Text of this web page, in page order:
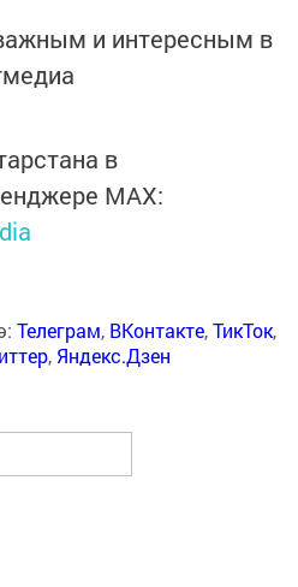
и интересным в
в
MАХ:
Телеграм, ВКонтакте,ТикТок,
, Яндекс.Дзен